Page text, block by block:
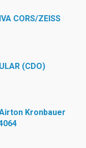
CORS/ZEISS
(CDO)
Kronbauer